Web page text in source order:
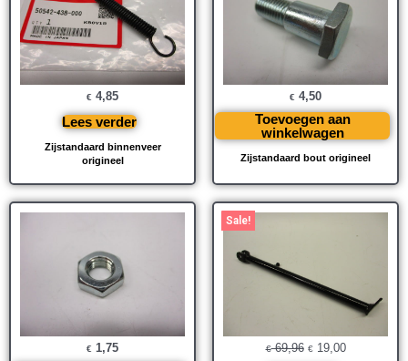
Zijstandaard binnenveer
origineel
€ 4,85
Lees verder
Zijstandaard bout origineel
€ 4,50
Toevoegen aan
winkelwagen
€ 1,75
Sale!
€69,96
Oorspronkelijke
€19,00
Huidige